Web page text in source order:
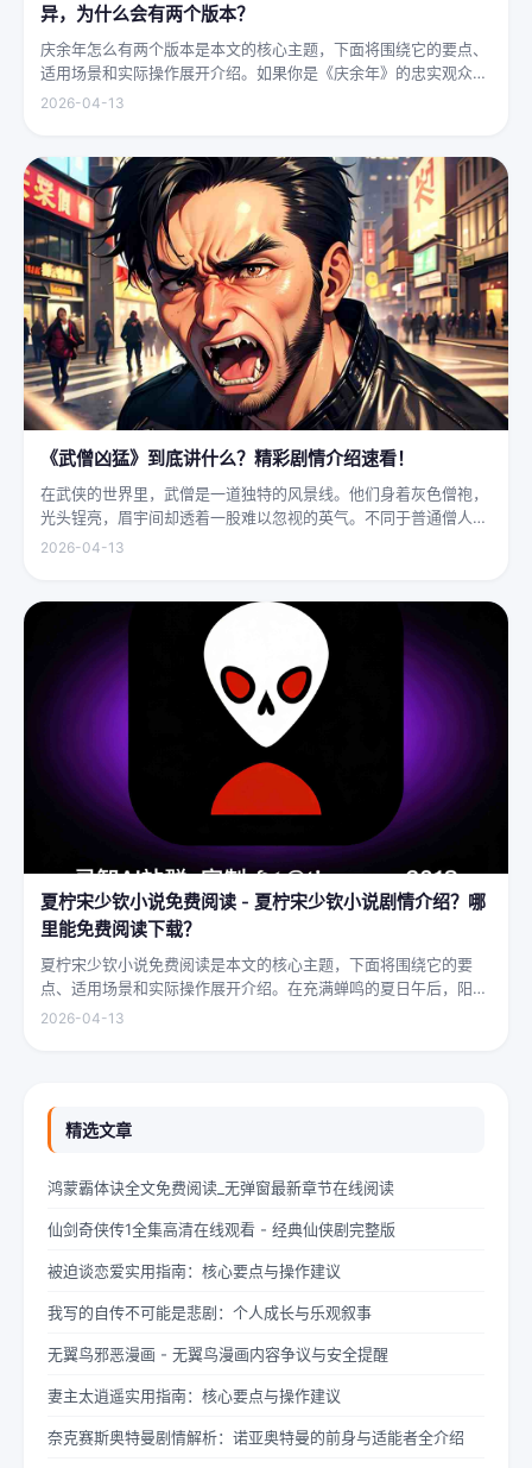
异，为什么会有两个版本？
庆余年怎么有两个版本是本文的核心主题，下面将围绕它的要点、
适用场景和实际操作展开介绍。如果你是《庆余年》的忠实观众，
可能会发现这部剧在不同视频平台上呈现出两个略有差异的版本，
2026-04-13
《武僧凶猛》到底讲什么？精彩剧情介绍速看！
在武侠的世界里，武僧是一道独特的风景线。他们身着灰色僧袍，
光头锃亮，眉宇间却透着一股难以忽视的英气。不同于普通僧人的
慈眉善目，武僧的眼神中常常闪烁着锐利的光，仿佛能洞穿一切虚
2026-04-13
夏柠宋少钦小说免费阅读 - 夏柠宋少钦小说剧情介绍？哪
里能免费阅读下载？
夏柠宋少钦小说免费阅读是本文的核心主题，下面将围绕它的要
点、适用场景和实际操作展开介绍。在充满蝉鸣的夏日午后，阳光
透过梧桐树叶的缝隙，洒在少女夏柠的肩头。她坐在旧书摊旁，手
2026-04-13
精选文章
鸿蒙霸体诀全文免费阅读_无弹窗最新章节在线阅读
仙剑奇侠传1全集高清在线观看 - 经典仙侠剧完整版
被迫谈恋爱实用指南：核心要点与操作建议
我写的自传不可能是悲剧：个人成长与乐观叙事
无翼鸟邪恶漫画 - 无翼鸟漫画内容争议与安全提醒
妻主太逍遥实用指南：核心要点与操作建议
奈克赛斯奥特曼剧情解析：诺亚奥特曼的前身与适能者全介绍